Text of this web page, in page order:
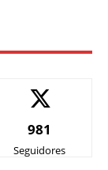
981
Seguidores